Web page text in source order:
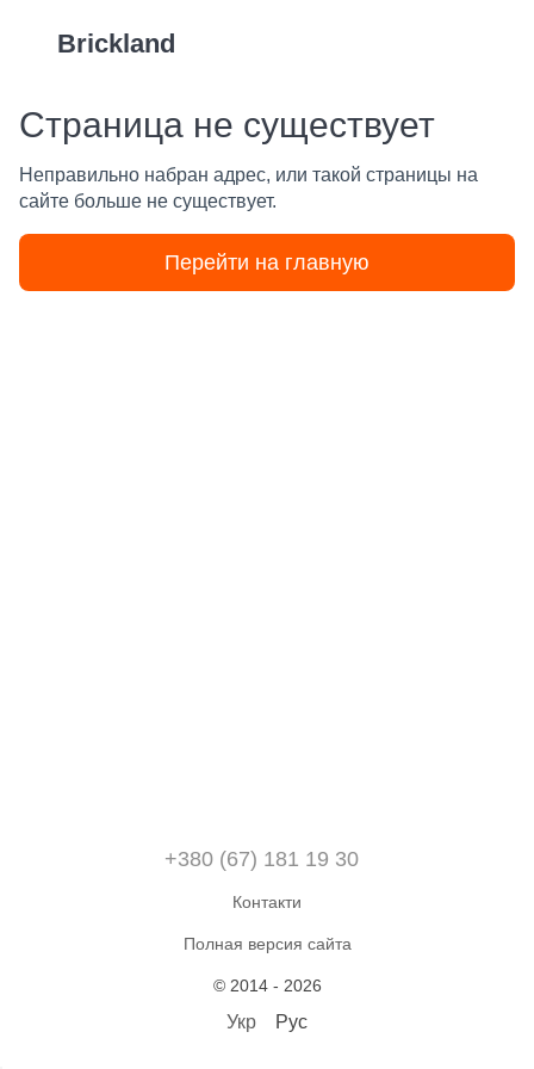
Brickland
Страница не существует
Неправильно набран адрес, или такой страницы на
сайте больше не существует.
Перейти на главную
+380 (67) 181 19 30
Контакти
Полная версия сайта
© 2014 - 2026
Укр Рус